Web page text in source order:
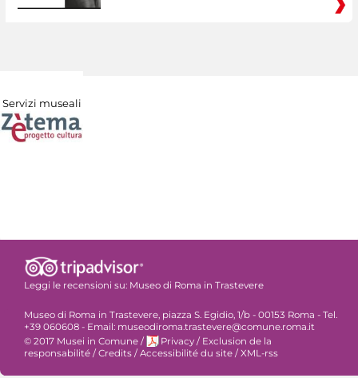
Servizi museali
Leggi le recensioni su: Museo di Roma in Trastevere
Museo di Roma in Trastevere, piazza S. Egidio, 1/b - 00153 Roma - Tel.
+39 060608 - Email: museodiroma.trastevere@comune.roma.it
© 2017 Musei in Comune / Privacy / Exclusion de la
responsabilité / Credits / Accessibilité du site / XML-rss